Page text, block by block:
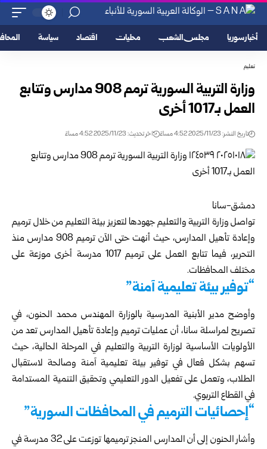
أخبار سوريا مجلس الشعب محليات اقتصاد سياسة
تعليم
وزارة التربية السورية ترمم 908 مدارس وتتابع
العمل بـ1017 أخرى
تاريخ النشر: 2025/11/23 4:52 مساءً اخر تحديث: 2025/11/23 4:52 مساءً
دمشق-سانا
تواصلوزارة التربية والتعليمجهودها لتعزيز بيئة التعليم من خلال ترميم
وإعادة تأهيل المدارس، حيث أنهت حتى الآن ترميم 908 مدارس منذ
التحرير، فيما تتابع العمل على ترميم 1017 مدرسة أخرى موزعة على
مختلف المحافظات.
“توفير بيئة تعليمية آمنة”
وأوضح مدير الأبنية المدرسية بالوزارة المهندس محمد الحنون، في
تصريح لمراسلة سانا، أن عمليات ترميم وإعادة تأهيل المدارس تعد من
الأولويات الأساسية لوزارة التربية والتعليم في المرحلة الحالية، حيث
تسهم بشكل فعال في توفير بيئة تعليمية آمنة وصالحة لاستقبال
الطلاب، وتعمل على تفعيل الدور التعليمي وتحقيق التنمية المستدامة
في القطاع التربوي.
“إحصائيات الترميم في المحافظات السورية”
وأشار الحنون إلى أن المدارس المنجز ترميمها توزعت على 32 مدرسة في